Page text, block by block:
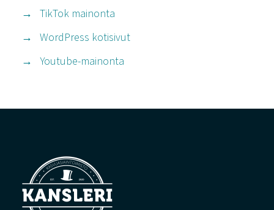
TikTok mainonta
WordPress kotisivut
Youtube-mainonta